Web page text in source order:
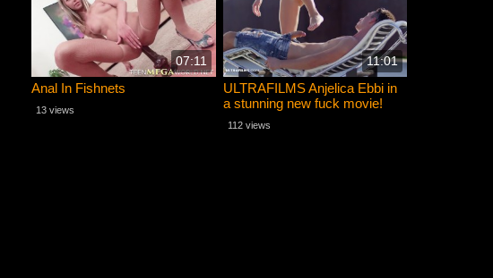
07:11
Anal In Fishnets
13 views
11:01
ULTRAFILMS Anjelica Ebbi in
a stunning new fuck movie!
ULTRA HOT!
112 views